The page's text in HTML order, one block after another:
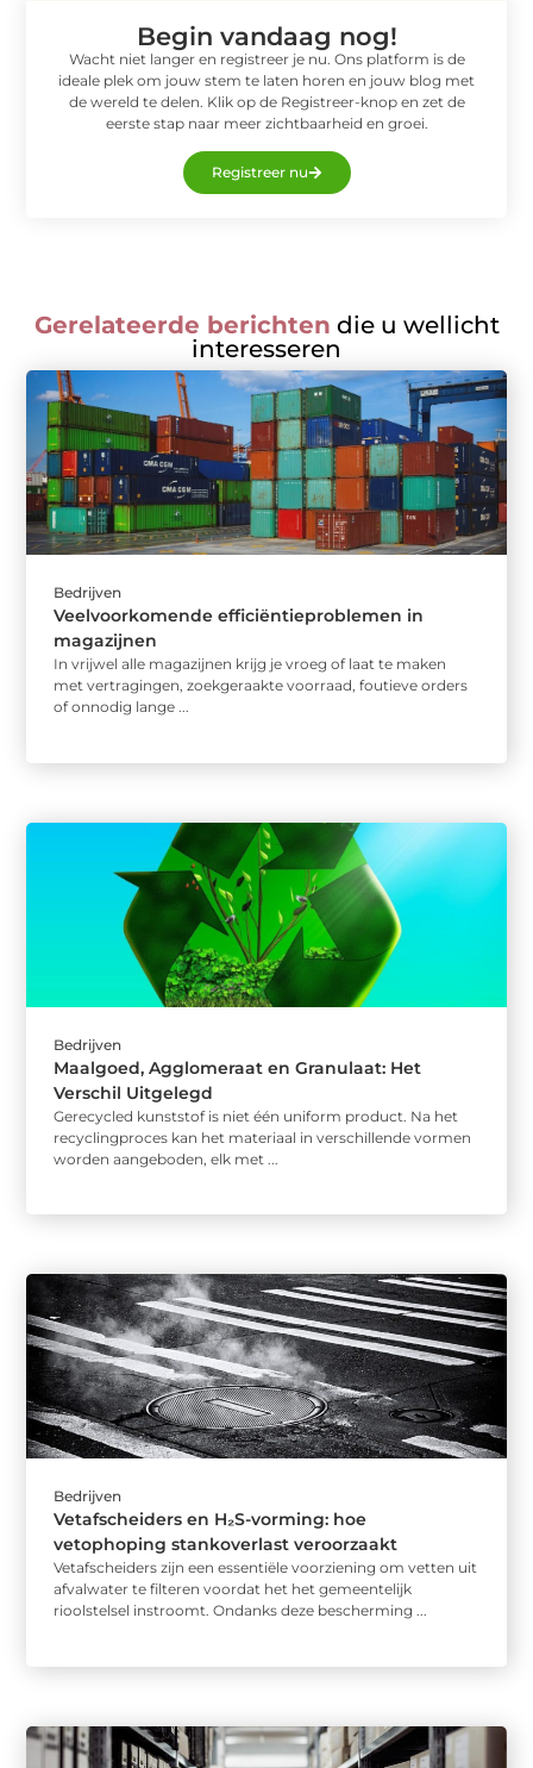
Begin vandaag nog!
Wacht niet langer en registreer je nu. Ons platform is de
ideale plek om jouw stem te laten horen en jouw blog met
de wereld te delen. Klik op de Registreer-knop en zet de
eerste stap naar meer zichtbaarheid en groei.
Registreer nu
Gerelateerde berichten die u wellicht
interesseren
Bedrijven
Veelvoorkomende efficiëntieproblemen in
magazijnen
In vrijwel alle magazijnen krijg je vroeg of laat te maken
met vertragingen, zoekgeraakte voorraad, foutieve orders
of onnodig lange ...
Bedrijven
Maalgoed, Agglomeraat en Granulaat: Het
Verschil Uitgelegd
Gerecycled kunststof is niet één uniform product. Na het
recyclingproces kan het materiaal in verschillende vormen
worden aangeboden, elk met ...
Bedrijven
Vetafscheiders en H₂S-vorming: hoe
vetophoping stankoverlast veroorzaakt
Vetafscheiders zijn een essentiële voorziening om vetten uit
afvalwater te filteren voordat het het gemeentelijk
rioolstelsel instroomt. Ondanks deze bescherming ...